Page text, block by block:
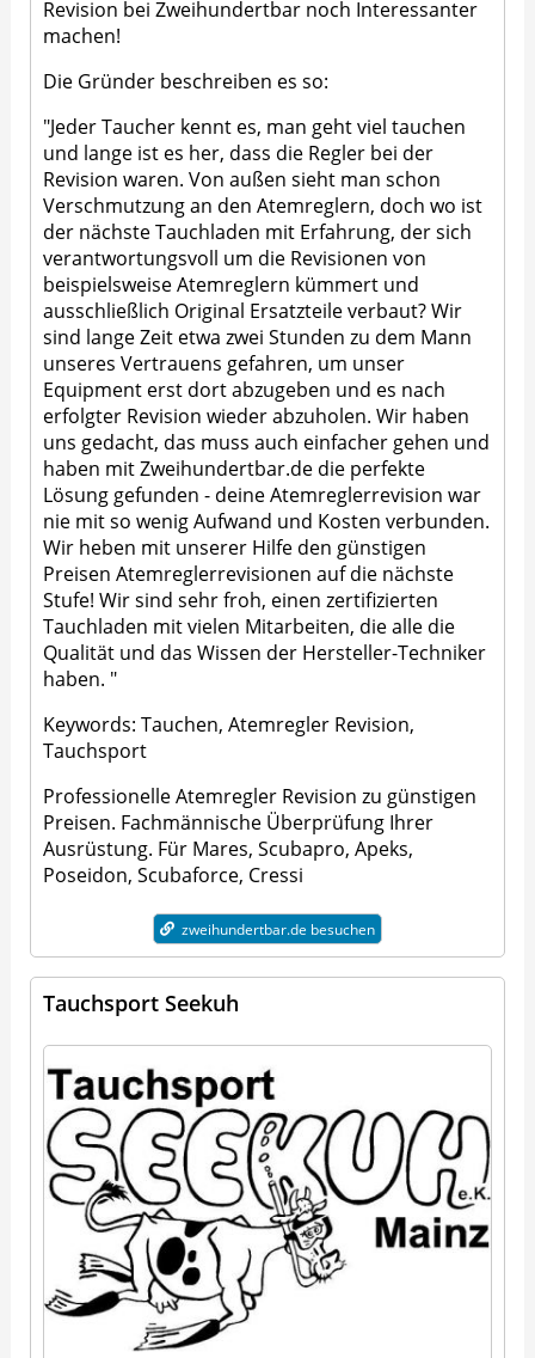
Revision bei Zweihundertbar noch Interessanter
machen!
Die Gründer beschreiben es so:
"Jeder Taucher kennt es, man geht viel tauchen
und lange ist es her, dass die Regler bei der
Revision waren. Von außen sieht man schon
Verschmutzung an den Atemreglern, doch wo ist
der nächste Tauchladen mit Erfahrung, der sich
verantwortungsvoll um die Revisionen von
beispielsweise Atemreglern kümmert und
ausschließlich Original Ersatzteile verbaut? Wir
sind lange Zeit etwa zwei Stunden zu dem Mann
unseres Vertrauens gefahren, um unser
Equipment erst dort abzugeben und es nach
erfolgter Revision wieder abzuholen. Wir haben
uns gedacht, das muss auch einfacher gehen und
haben mit Zweihundertbar.de die perfekte
Lösung gefunden - deine Atemreglerrevision war
nie mit so wenig Aufwand und Kosten verbunden.
Wir heben mit unserer Hilfe den günstigen
Preisen Atemreglerrevisionen auf die nächste
Stufe! Wir sind sehr froh, einen zertifizierten
Tauchladen mit vielen Mitarbeiten, die alle die
Qualität und das Wissen der Hersteller-Techniker
haben. "
Keywords: Tauchen, Atemregler Revision,
Tauchsport
Professionelle Atemregler Revision zu günstigen
Preisen. Fachmännische Überprüfung Ihrer
Ausrüstung. Für Mares, Scubapro, Apeks,
Poseidon, Scubaforce, Cressi
zweihundertbar.de besuchen
Tauchsport Seekuh